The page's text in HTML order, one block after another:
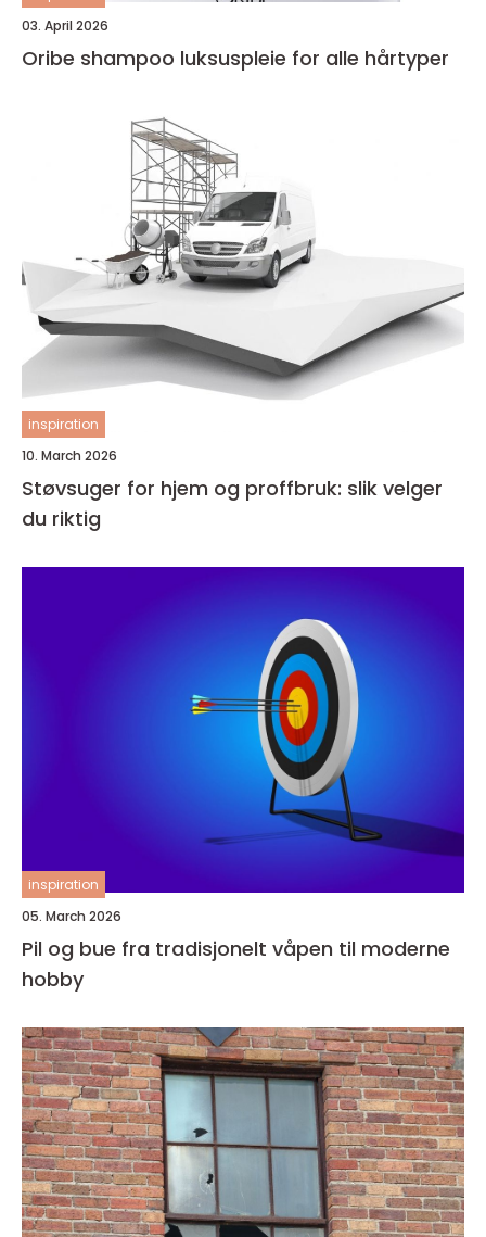
03. April 2026
Oribe shampoo luksuspleie for alle hårtyper
inspiration
10. March 2026
Støvsuger for hjem og proffbruk: slik velger
du riktig
inspiration
05. March 2026
Pil og bue fra tradisjonelt våpen til moderne
hobby